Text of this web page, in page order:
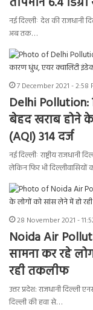
नई दिल्लीः देश की राजधानी
अब तक…
7 December 2021 - 2:58
Delhi Pollution:
बेहद खराब होने
(AQI) 314 दर्ज
नई दिल्लीः राष्ट्रीय
लेकिन फिर भी दिल्लीवासियों
28 November 2021 -
Noida Air
सामना कर रहे
रही तकलीफ
उत्तर प्रदेश: राजधानी
दिल्ली की हवा से…